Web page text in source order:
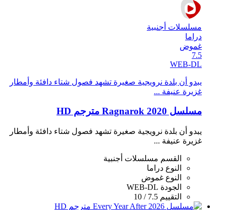
مسلسلات أجنبية
دراما
غموض
7.5
WEB-DL
يبدو أن بلدة نرويجية صغيرة تشهد فصول شتاء دافئة وأمطار
غزيرة عنيفة ...
مسلسل Ragnarok 2020 مترجم HD
يبدو أن بلدة نرويجية صغيرة تشهد فصول شتاء دافئة وأمطار
غزيرة عنيفة ...
القسم مسلسلات أجنبية
النوع دراما
النوع غموض
الجودة WEB-DL
التقييم 7.5 / 10